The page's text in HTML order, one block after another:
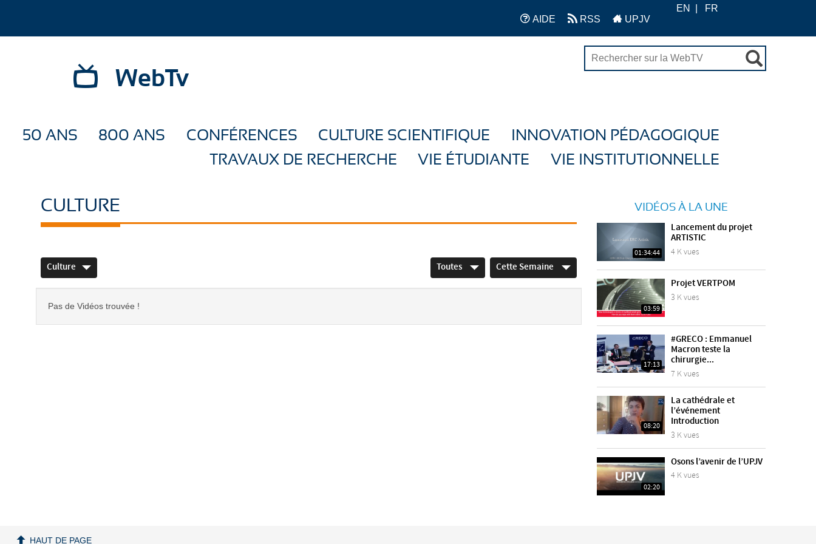
AIDE RSS UPJV
EN FR
WebTv
50 ANS 800 ANS CONFÉRENCES CULTURE SCIENTIFIQUE
INNOVATION PÉDAGOGIQUE
TRAVAUX DE RECHERCHE
VIE ÉTUDIANTE VIE INSTITUTIONNELLE
CULTURE
Culture Toutes Cette Semaine
Pas de Vidéos trouvée !
VIDÉOS À LA UNE
01:34:44
Lancement du projet
ARTISTIC
4 K vues
03:59
Projet VERTPOM
3 K vues
17:13
#GRECO : Emmanuel
Macron teste la
chirurgie...
7 K vues
08:20
La cathédrale et
l’événement
Introduction
3 K vues
02:20
Osons l’avenir de l’UPJV
4 K vues
HAUT DE PAGE